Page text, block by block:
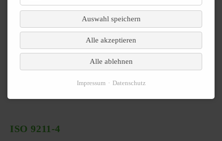
https://www.iso.org/standard/75048.html
Farben und Lacke - Abrissversuch für die Haftfestigkeit
https://www.iso.org/obp/ui/en/#iso:std:iso:4624:ed-
ISO 9211-4
Auswahl speichern
Alle akzeptieren
Alle ablehnen
Impressum Datenschutz